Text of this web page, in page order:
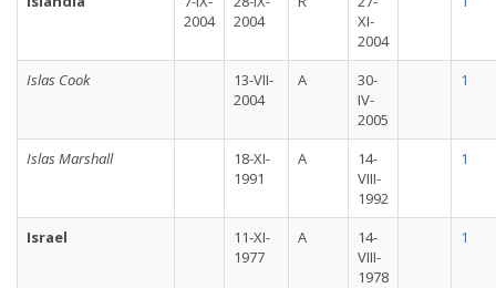
2004
2004
XI-
2004
Islas Cook
13-VII-
2004
A
30-
IV-
2005
1
Islas Marshall
18-XI-
1991
A
14-
VIII-
1992
1
Israel
11-XI-
1977
A
14-
VIII-
1978
1